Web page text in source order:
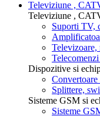
Televiziune ,
Televiziune ,
Suporti TV,
Televizoare,
Dispozitive si
Convertoare
Splittere,
Sisteme GSM si
Sisteme